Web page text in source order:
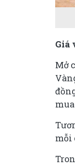
Giá
Mở
mỗi